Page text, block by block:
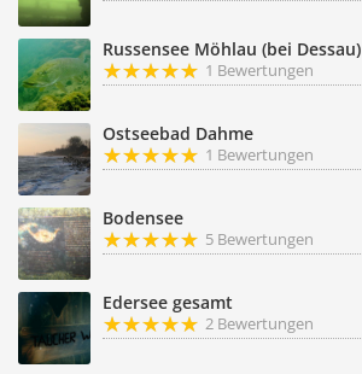
Russensee Möhlau (bei Dessau)
1 Bewertungen
Ostseebad Dahme
1 Bewertungen
Bodensee
5 Bewertungen
Edersee gesamt
2 Bewertungen